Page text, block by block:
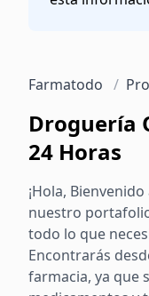
Farmatodo /
Droguería
24 Horas
¡Hola,
nuestro
todo lo que
Encontrarás
farmacia, ya que